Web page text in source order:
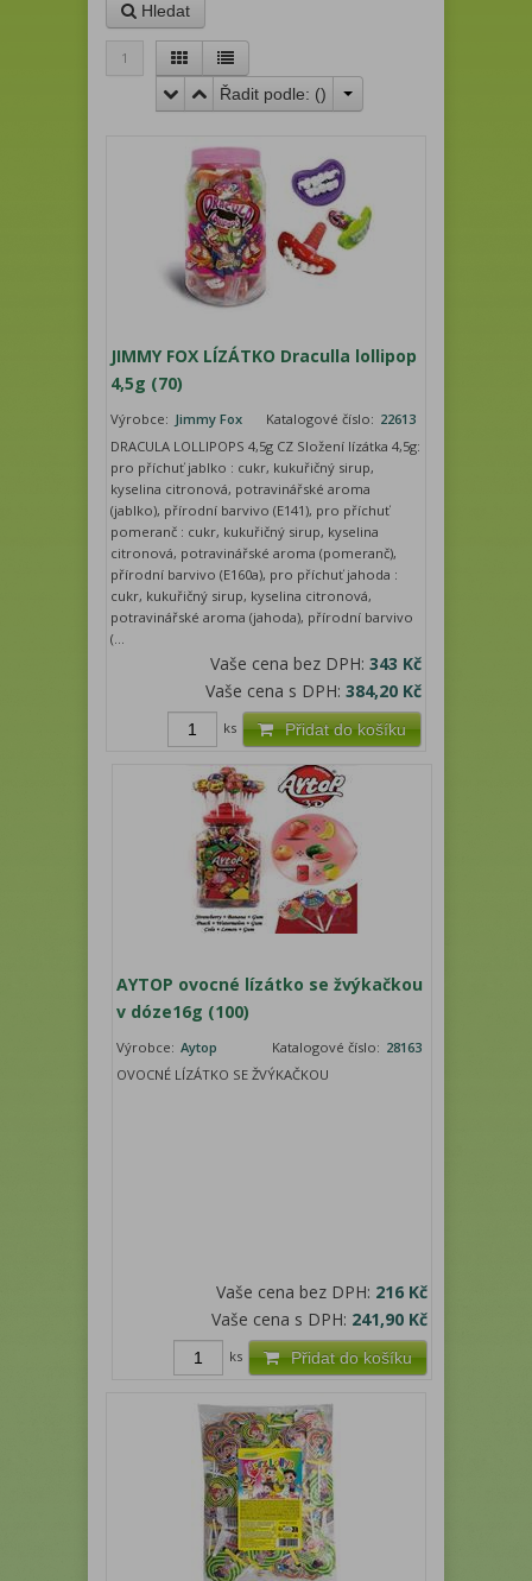
Hledat
1
Řadit podle: ()
JIMMY FOX LÍZÁTKO Draculla lollipop
4,5g (70)
Výrobce: Jimmy Fox Katalogové číslo: 22613
DRACULA LOLLIPOPS 4,5g CZ Složení lízátka 4,5g:
pro příchuť jablko : cukr, kukuřičný sirup,
kyselina citronová, potravinářské aroma
(jablko), přírodní barvivo (E141), pro příchuť
pomeranč : cukr, kukuřičný sirup, kyselina
citronová, potravinářské aroma (pomeranč),
přírodní barvivo (E160a), pro příchuť jahoda :
cukr, kukuřičný sirup, kyselina citronová,
potravinářské aroma (jahoda), přírodní barvivo
(...
Vaše cena bez DPH: 343 Kč
Vaše cena s DPH: 384,20 Kč
Přidat do košíku
ks
AYTOP ovocné lízátko se žvýkačkou
v dóze16g (100)
Výrobce: Aytop Katalogové číslo: 28163
OVOCNÉ LÍZÁTKO SE ŽVÝKAČKOU
Vaše cena bez DPH: 216 Kč
Vaše cena s DPH: 241,90 Kč
Přidat do košíku
ks